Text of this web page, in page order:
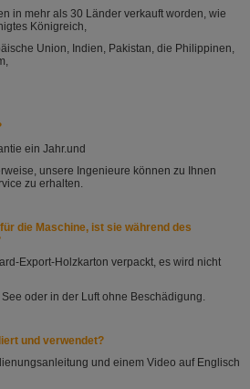
in mehr als 30 Länder verkauft worden, wie
Königreich,
Union, Indien, Pakistan, die Philippinen,
ein Jahr.und
unsere Ingenieure können zu Ihnen
zu erhalten.
die Maschine, ist sie während des
Export-Holzkarton verpackt, es wird nicht
oder in der Luft ohne Beschädigung.
und verwendet?
und einem Video auf Englisch